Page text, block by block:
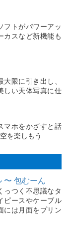
フトがパワーアッ
カスなど新機能も
限に引き出し、
しい天体写真に仕
マホをかざすと話
を楽しもう
〜 包むーん
っつく不思議なタ
ピースやケーブル
には月面をプリン